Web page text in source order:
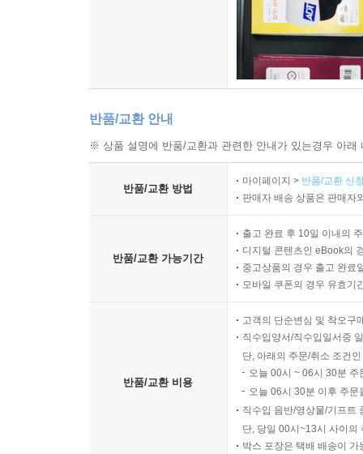
반품/교환 안내
※ 상품 설명에 반품/교환과 관련한 안내가 있는경우 아
반품/교환 방법
마이페이지 > 반품/교환 신
판매자 배송 상품은 판매자
반품/교환 가능기간
출고 완료 후 10일 이내의
디지털 콘텐츠인 eBook의
중고상품의 경우 출고 완료
모바일 쿠폰의 경우 유효기
반품/교환 비용
고객의 단순변심 및 착오구
직수입양서/직수입일서중
단, 아래의 주문/취소 조건
오늘 00시 ~ 06시 30분
오늘 06시 30분 이후 주
직수입 음반/영상물/기프트
단, 당일 00시~13시 사이의
박스 포장은 택배 배송이